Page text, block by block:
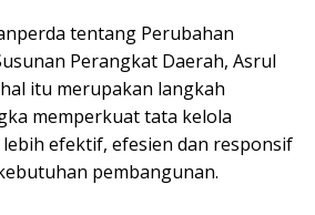
tentang Perubahan
Perangkat Daerah, Asrul
itu merupakan langkah
memperkuat tata kelola
efektif, efesien dan responsif
pembangunan.